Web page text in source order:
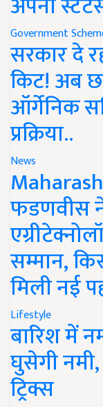
Government
सरकार दे
किट! अब
ऑर्गेनिक
प्रक्रिया..
News
फडणवीस
सम्मान,
मिली नई
Lifestyle
बारिश में
घुसेगी
ट्रिक्स